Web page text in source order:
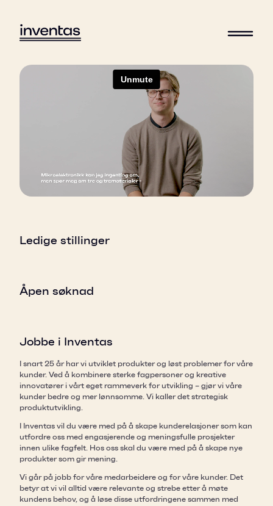
Ledige stillinger
Åpen søknad
Jobbe i Inventas
I snart 25 år har vi utviklet produkter og løst problemer for våre
kunder. Ved å kombinere sterke fagpersoner og kreative
innovatører i vårt eget rammeverk for utvikling – gjør vi våre
kunder bedre og mer lønnsomme. Vi kaller det strategisk
produktutvikling.
I Inventas vil du være med på å skape kunderelasjoner som kan
utfordre oss med engasjerende og meningsfulle prosjekter
innen ulike fagfelt. Hos oss skal du være med på å skape nye
produkter som gir mening.
Vi går på jobb for våre medarbeidere og for våre kunder. Det
betyr at vi vil alltid være relevante og strebe etter å møte
kundens behov, og å løse disse utfordringene sammen med